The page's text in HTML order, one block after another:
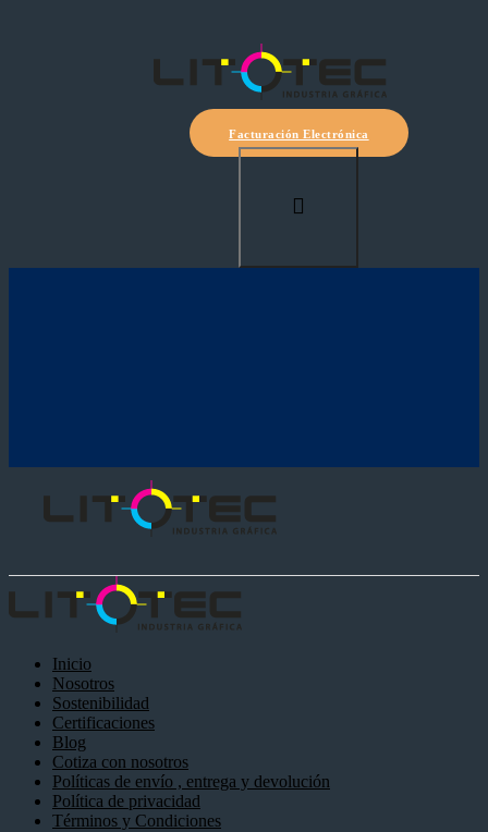
Facturación Electrónica
Inicio
Nosotros
Sostenibilidad
Certificaciones
Blog
Cotiza con nosotros
Políticas de envío , entrega y devolución
Política de privacidad
Términos y Condiciones